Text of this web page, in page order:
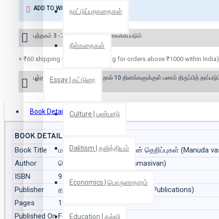
நாட்டுப்புறகதைகள்
நீள்கதைகள்
Essay | கட்டுரை
Culture | பண்பாடு
Dalitism | தலித்தியம்
Economics | பொருளாதாரம்
Education | கல்வி
ADD TO WISH LIST
புத்தகம் 3 - 7 நாட்களில் அனுப்பி வைக்கப்படும்.
+ ₹60 shipping fee* (Free shipping for orders above ₹1000 within India)
புத்தகம் இருப்பில் இல்லை என்றால் 10 தினங்களுக்குள் பணம் திருப்பித்
Book Details Reviews
BOOK DETAILS
Book Title
மானுட வாசிப்பு: தொ.பாவின் தெறிப்புகள் (Manuda
Author
தொ.பரமசிவன் (Tho.Paramasivan)
ISBN
9788193269121
Publisher
தடாகம் வெளியீடு (Thadagam Publications)
Pages
120
Published On Feb 2022